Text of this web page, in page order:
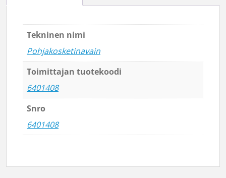
Tekninen nimi
Pohjakosketinavain
Toimittajan tuotekoodi
6401408
Snro
6401408